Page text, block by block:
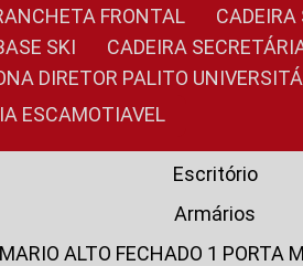
FRONTAL
SKI
CADEIRA
DIRETOR PALITO
ESCAMOTIAVEL
Escritório
Armários
ALTO FECHADO 1 PORTA